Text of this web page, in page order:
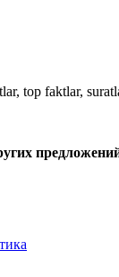
top faktlar,